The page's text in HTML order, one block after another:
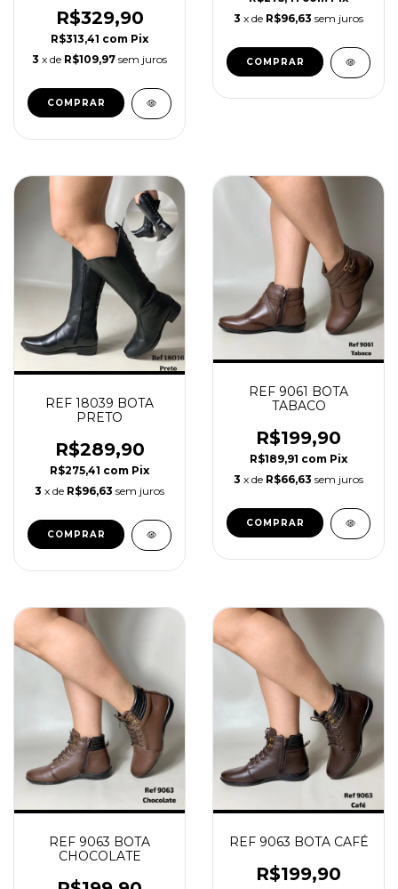
R$329,90
R$313,41 com Pix
3 x de R$109,97 sem juros
COMPRAR
3 x de R$96,63 sem juros
COMPRAR
REF 18039 BOTA
PRETO
R$289,90
R$275,41 com Pix
3 x de R$96,63 sem juros
COMPRAR
REF 9061 BOTA
TABACO
R$199,90
R$189,91 com Pix
3 x de R$66,63 sem juros
COMPRAR
REF 9063 BOTA
CHOCOLATE
REF 9063 BOTA CAFÉ
R$199,90